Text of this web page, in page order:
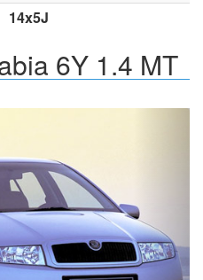
14x5J
6Y 1.4 MT